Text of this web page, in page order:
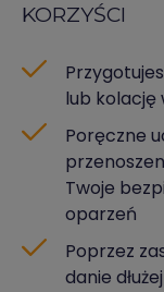
KORZYŚCI
lub kolację
Poręczne
Twoje
oparzeń
Poprzez
danie